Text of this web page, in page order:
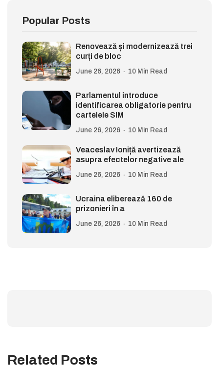
Popular Posts
Renovează și modernizează trei
curți de bloc
June 26, 2026 10 Min Read
Parlamentul introduce
identificarea obligatorie pentru
cartelele SIM
June 26, 2026 10 Min Read
Veaceslav Ioniță avertizează
asupra efectelor negative ale
June 26, 2026 10 Min Read
Ucraina eliberează 160 de
prizonieri în a
June 26, 2026 10 Min Read
Related Posts